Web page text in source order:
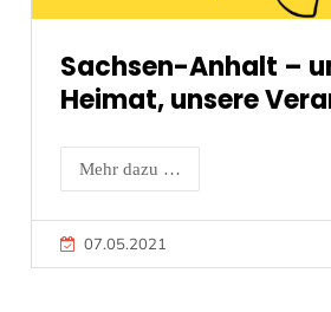
Sachsen-Anhalt –
Heimat, unsere
Mehr dazu …
07.05.2021